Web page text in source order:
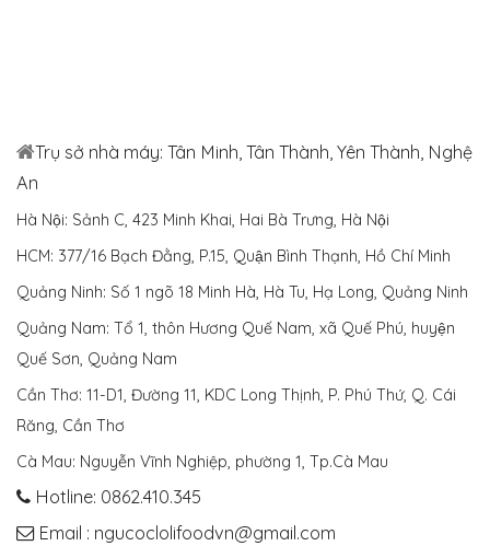
Trụ sở nhà máy: Tân Minh, Tân Thành, Yên Thành, Nghệ
An
Hà Nội: Sảnh C, 423 Minh Khai, Hai Bà Trưng, Hà Nội
HCM: 377/16 Bạch Đằng, P.15, Quận Bình Thạnh, Hồ Chí Minh
Quảng Ninh: Số 1 ngõ 18 Minh Hà, Hà Tu, Hạ Long, Quảng Ninh
Quảng Nam: Tổ 1, thôn Hương Quế Nam, xã Quế Phú, huyện
Quế Sơn, Quảng Nam
Cần Thơ: 11-D1, Đường 11, KDC Long Thịnh, P. Phú Thứ, Q. Cái
Răng, Cần Thơ
Cà Mau: Nguyễn Vĩnh Nghiệp, phường 1, Tp.Cà Mau
Hotline: 0862.410.345
Email : ngucoclolifoodvn@gmail.com